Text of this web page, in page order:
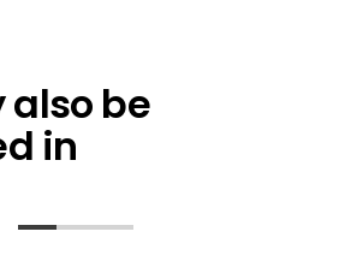
also be
in